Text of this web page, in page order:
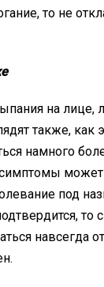
то не
на лице,
также, как
намного
под
то
навсегда